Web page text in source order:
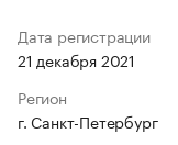
Дата регистрации
21 декабря 2021
Регион
г. Санкт-Петербург